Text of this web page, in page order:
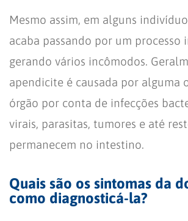
Mesmo assim, em alguns
acaba passando por um processo
gerando vários incômodos.
apendicite é causada por alguma
órgão por conta de infecções
virais, parasitas, tumores e até
permanecem no intestino.
Quais são os sintomas da
como diagnosticá-la?